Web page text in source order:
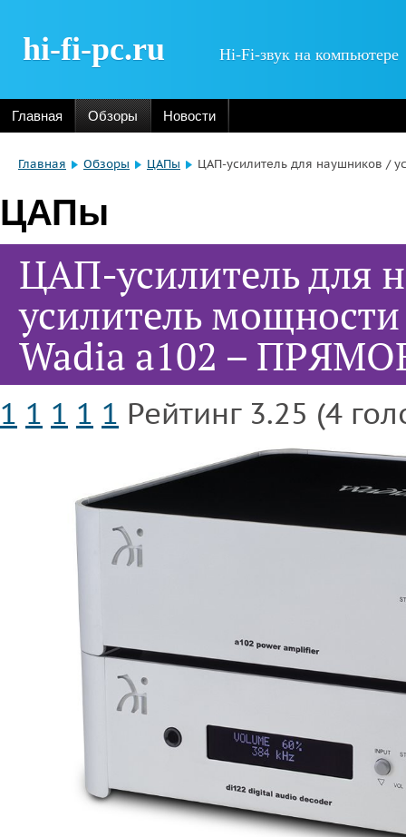
hi-fi-pc.ru Hi-Fi-звук на компьютере
Главная Обзоры Новости
Главная Обзоры ЦАПы ЦАП-усилитель для наушников /
ЦАПы
ЦАП-усилитель для
усилитель
Wadia a102 –
1 1 1 1 1 Рейтинг 3.25 (4